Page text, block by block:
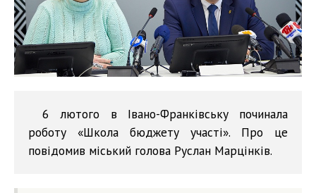
6 лютого в Івано-Франківську починала
роботу «Школа бюджету участі». Про це
повідомив міський голова Руслан Марцінків.